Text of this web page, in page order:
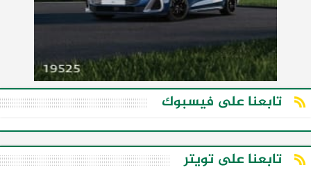
تابعنا على فيسبوك
تابعنا على تويتر